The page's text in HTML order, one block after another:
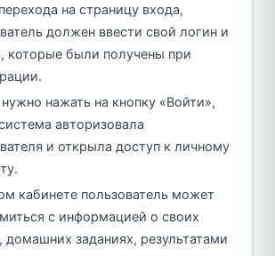
на страницу входа,
должен ввести свой логин и
которые были получены при
нажать на кнопку «Войти»,
авторизовала
и открыла доступ к личному
кабинете пользователь может
с информацией о своих
домашних заданиях, результатами